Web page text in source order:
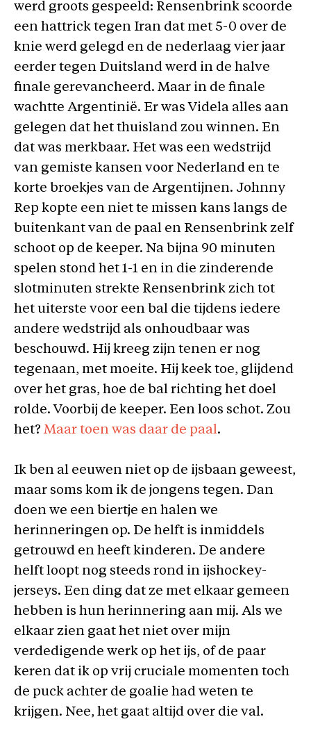
werd groots gespeeld: Rensenbrink scoorde
een hattrick tegen Iran dat met 5-0 over de
knie werd gelegd en de nederlaag vier jaar
eerder tegen Duitsland werd in de halve
finale gerevancheerd. Maar in de finale
wachtte Argentinië. Er was Videla alles aan
gelegen dat het thuisland zou winnen. En
dat was merkbaar. Het was een wedstrijd
van gemiste kansen voor Nederland en te
korte broekjes van de Argentijnen. Johnny
Rep kopte een niet te missen kans langs de
buitenkant van de paal en Rensenbrink zelf
schoot op de keeper. Na bijna 90 minuten
spelen stond het 1-1 en in die zinderende
slotminuten strekte Rensenbrink zich tot
het uiterste voor een bal die tijdens iedere
andere wedstrijd als onhoudbaar was
beschouwd. Hij kreeg zijn tenen er nog
tegenaan, met moeite. Hij keek toe, glijdend
over het gras, hoe de bal richting het doel
rolde. Voorbij de keeper. Een loos schot. Zou
het? Maar toen was daar de paal.
Ik ben al eeuwen niet op de ijsbaan geweest,
maar soms kom ik de jongens tegen. Dan
doen we een biertje en halen we
herinneringen op. De helft is inmiddels
getrouwd en heeft kinderen. De andere
helft loopt nog steeds rond in ijshockey-
jerseys. Een ding dat ze met elkaar gemeen
hebben is hun herinnering aan mij. Als we
elkaar zien gaat het niet over mijn
verdedigende werk op het ijs, of de paar
keren dat ik op vrij cruciale momenten toch
de puck achter de goalie had weten te
krijgen. Nee, het gaat altijd over die val.